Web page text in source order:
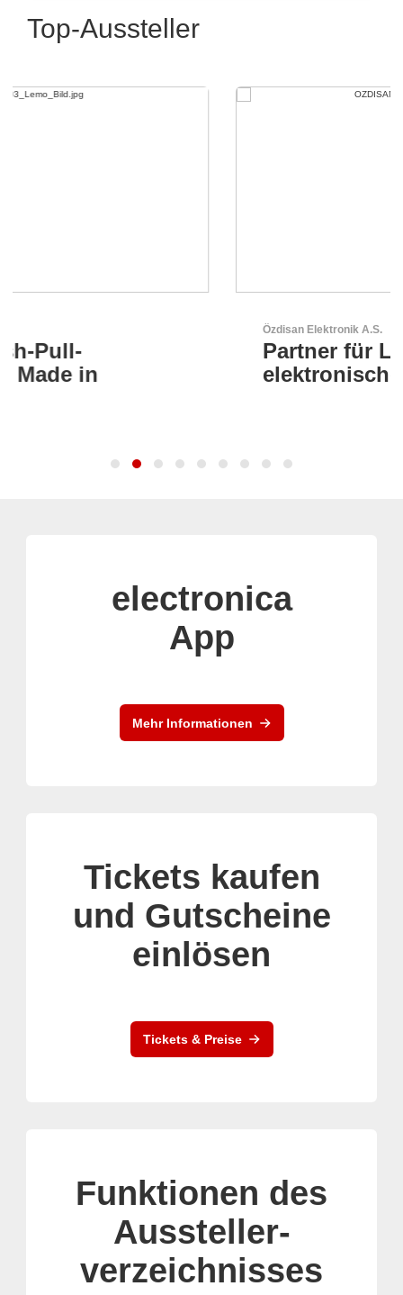
Top-Aussteller
Partner für Lösungen mit
elektronischen
electronica
App
Mehr Informationen
Tickets kaufen
und Gutscheine
einlösen
Tickets & Preise
Funktionen des
Aussteller-
verzeichnisses